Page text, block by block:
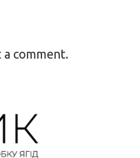
comment.